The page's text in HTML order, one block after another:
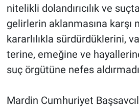
nitelikli dolandırıcılık ve
gelirlerin aklanmasına karşı
kararlılıkla sürdürdüklerini,
terine, emeğine ve
suç örgütüne nefes
Mardin Cumhuriyet